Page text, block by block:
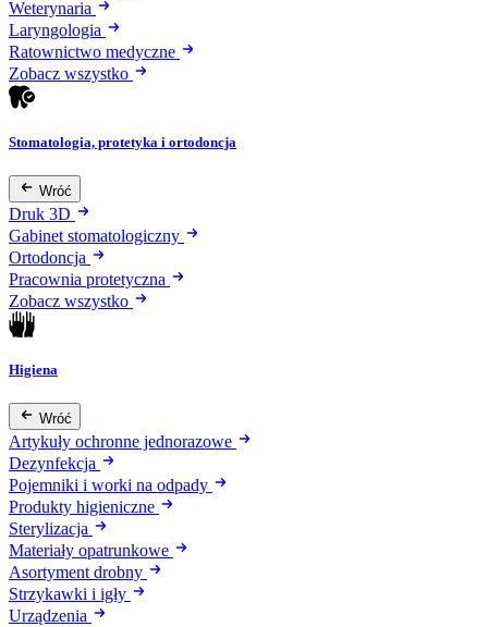
Weterynaria
Laryngologia
Ratownictwo medyczne
Zobacz wszystko
Stomatologia, protetyka i ortodoncja
Wróć
Druk 3D
Gabinet stomatologiczny
Ortodoncja
Pracownia protetyczna
Zobacz wszystko
Higiena
Wróć
Artykuły ochronne jednorazowe
Dezynfekcja
Pojemniki i worki na odpady
Produkty higieniczne
Sterylizacja
Materiały opatrunkowe
Asortyment drobny
Strzykawki i igły
Urządzenia